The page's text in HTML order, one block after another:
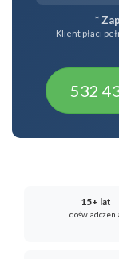
*
Klient płaci
532
15+ lat